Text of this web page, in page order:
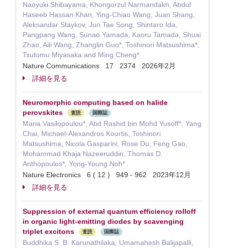
Naoyuki Shibayama, Khongorzul Narmandakh, Abdul
Haseeb Hassan Khan, Ying-Chiao Wang, Juan Shang,
Aleksandar Staykov, Jun Tae Song, Shintaro Ida,
Pangpang Wang, Sunao Yamada, Kaoru Tamada, Shuai
Zhao, Aili Wang, Zhanglin Guo*, Toshinori Matsushima*,
Tsutomu Miyasaka and Ming Cheng*
Nature Communications 17 2374 2026年2月
詳細を見る
Neuromorphic computing based on halide
perovskites
査読 国際誌
Maria Vasilopoulou*, Abd Rashid bin Mohd Yusoff*, Yang
Chai, Michael-Alexandros Kourtis, Toshinori
Matsushima, Nicola Gasparini, Rose Du, Feng Gao,
Mohammad Khaja Nazeeruddin, Thomas D.
Anthopoulos*, Yong-Young Noh*
Nature Electronics 6 ( 12 ) 949 - 962 2023年12月
詳細を見る
Suppression of external quantum efficiency rolloff
in organic light-emitting diodes by scavenging
triplet excitons
査読 国際誌
Buddhika S. B. Karunathilaka, Umamahesh Balijapalli,